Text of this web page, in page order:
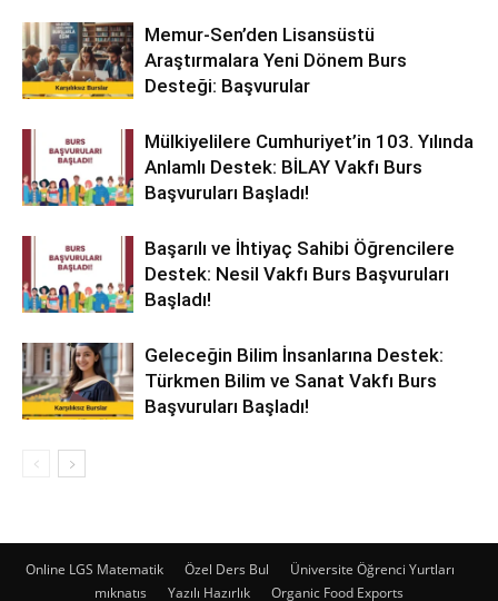
Memur-Sen’den Lisansüstü
Araştırmalara Yeni Dönem Burs
Desteği: Başvurular
Mülkiyelilere Cumhuriyet’in 103. Yılında
Anlamlı Destek: BİLAY Vakfı Burs
Başvuruları Başladı!
Başarılı ve İhtiyaç Sahibi Öğrencilere
Destek: Nesil Vakfı Burs Başvuruları
Başladı!
Geleceğin Bilim İnsanlarına Destek:
Türkmen Bilim ve Sanat Vakfı Burs
Başvuruları Başladı!
Online LGS Matematik Özel Ders Bul
Üniversite Öğrenci Yurtları
mıknatıs
Yazılı Hazırlık Organic Food Exports